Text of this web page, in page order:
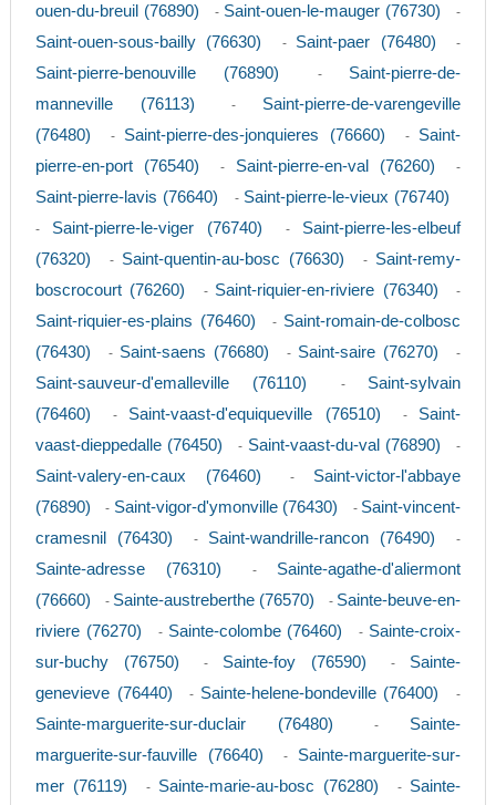
ouen-du-breuil (76890)
- Saint-ouen-le-mauger (76730) -
Saint-ouen-sous-bailly (76630) - Saint-paer (76480) -
Saint-pierre-benouville (76890) - Saint-pierre-de-
manneville (76113)
- Saint-pierre-de-varengeville
(76480)
- Saint-pierre-des-jonquieres (76660) - Saint-
pierre-en-port (76540)
- Saint-pierre-en-val (76260) -
Saint-pierre-lavis (76640) - Saint-pierre-le-vieux (76740)
- Saint-pierre-le-viger (76740) - Saint-pierre-les-elbeuf
(76320)
- Saint-quentin-au-bosc (76630) - Saint-remy-
boscrocourt (76260)
- Saint-riquier-en-riviere (76340) -
Saint-riquier-es-plains (76460) - Saint-romain-de-colbosc
(76430)
- Saint-saens (76680) - Saint-saire (76270) -
Saint-sauveur-d'emalleville (76110) - Saint-sylvain
(76460)
- Saint-vaast-d'equiqueville (76510) - Saint-
vaast-dieppedalle (76450)
- Saint-vaast-du-val (76890) -
Saint-valery-en-caux (76460) - Saint-victor-l'abbaye
(76890)
- Saint-vigor-d'ymonville (76430) - Saint-vincent-
cramesnil (76430)
- Saint-wandrille-rancon (76490) -
Sainte-adresse (76310) - Sainte-agathe-d'aliermont
(76660)
- Sainte-austreberthe (76570) - Sainte-beuve-en-
riviere (76270)
- Sainte-colombe (76460) - Sainte-croix-
sur-buchy (76750)
- Sainte-foy (76590) - Sainte-
genevieve (76440)
- Sainte-helene-bondeville (76400) -
Sainte-marguerite-sur-duclair (76480) - Sainte-
marguerite-sur-fauville (76640)
- Sainte-marguerite-sur-
mer (76119)
- Sainte-marie-au-bosc (76280) - Sainte-